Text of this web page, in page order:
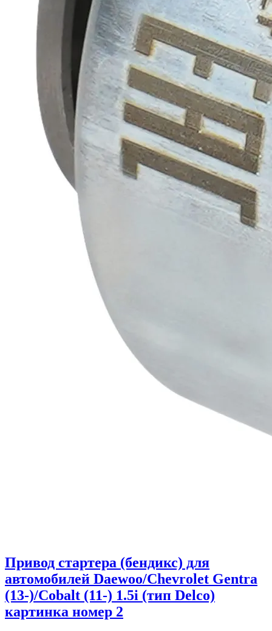
Привод стартера (бендикс) для
автомобилей Daewoo/Chevrolet Gentra
(13-)/Cobalt (11-) 1.5i (тип Delco)
картинка номер 2